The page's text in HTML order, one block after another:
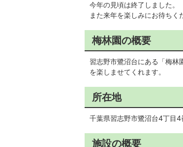
今年の見頃は終了しました。
また来年を楽しみにお待ちく
梅林園の概要
習志野市鷺沼台にある「梅林
を楽しませてくれます。
所在地
千葉県習志野市鷺沼台4丁目4
施設の概要